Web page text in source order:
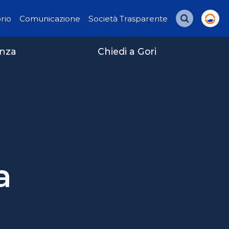
Comunicazione Società Trasparente Cerca
Chiedi a Gori